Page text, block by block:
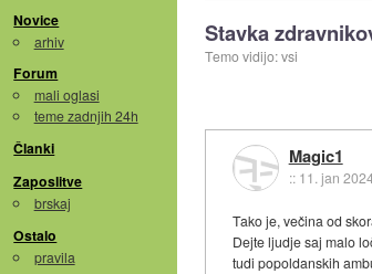
Novice
arhiv
Forum
mali oglasi
teme zadnjih 24h
Članki
Zaposlitve
brskaj
Ostalo
pravila
Stavka
Temo vidijo: vsi
Magic1
:: 11. jan
Tako je, večina od
Dejte ljudje saj malo
tudi popoldanskih